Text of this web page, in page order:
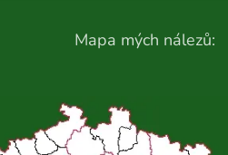
Mapa mých nálezů: